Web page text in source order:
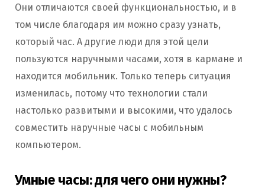
Они отличаются своей функциональностью, и в
том числе благодаря им можно сразу узнать,
который час. А другие люди для этой цели
пользуются наручными часами, хотя в кармане и
находится мобильник. Только теперь ситуация
изменилась, потому что технологии стали
настолько развитыми и высокими, что удалось
совместить наручные часы с мобильным
компьютером.
Умные часы: для чего они нужны?